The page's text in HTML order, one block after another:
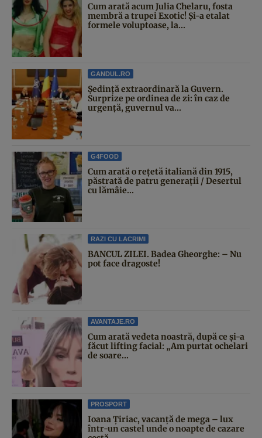
Cum arată acum Julia Chelaru, fosta
membră a trupei Exotic! Și-a etalat
formele voluptoase, la...
GANDUL.RO
Şedinţă extraordinară la Guvern.
Surprize pe ordinea de zi: în caz de
urgență, guvernul va...
G4FOOD
Cum arată o rețetă italiană din 1915,
păstrată de patru generații / Desertul
cu lămâie...
RAZI CU LACRIMI
BANCUL ZILEI. Badea Gheorghe: – Nu
pot face dragoste!
AVANTAJE.RO
Cum arată vedeta noastră, după ce și-a
făcut lifting facial: „Am purtat ochelari
de soare...
PROSPORT
Ioana Țiriac, vacanță de mega – lux
într-un castel unde o noapte de cazare